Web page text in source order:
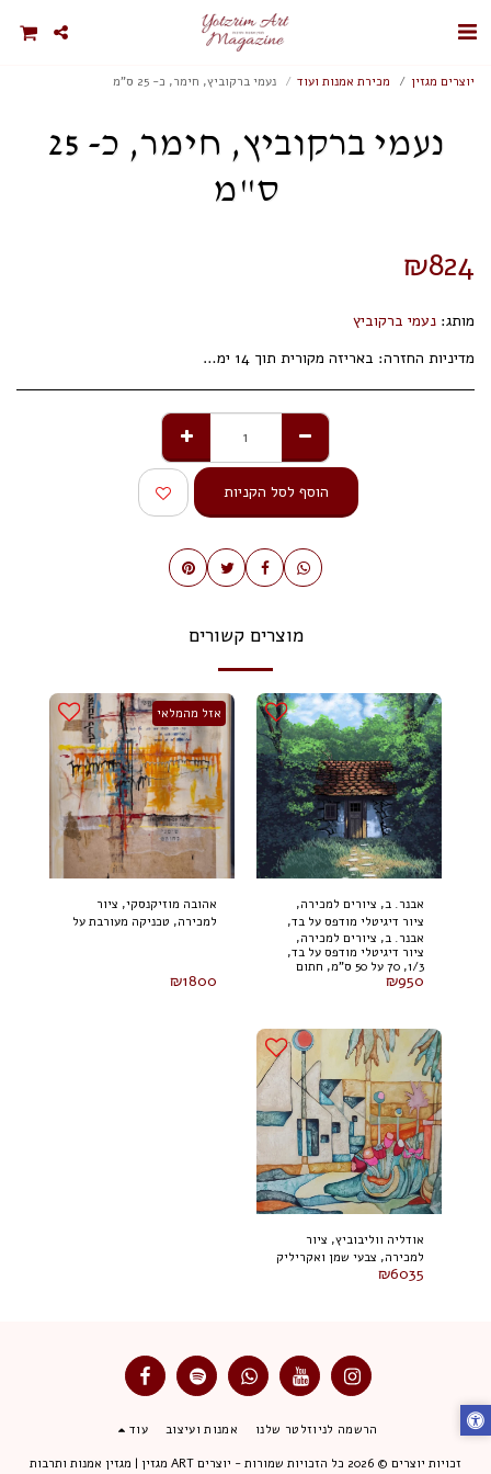
יוצרים מגזין מכירת אמנות ועוד נעמי ברקוביץ, חימר, כ- 25 ס"מ
נעמי ברקוביץ, חימר, כ- 25
ס"מ
₪824
מותג: נעמי ברקוביץ
מדיניות החזרה: באריזה מקורית תוך 14 ימי עסקים.
הוסף לסל הקניות
מוצרים קשורים
אבנר. ב, ציורים למכירה,
ציור דיגיטלי מודפס על בד,
1/3, 70 על 50 ס"מ, חתום
אבנר. ב, ציורים למכירה,
ציור דיגיטלי מודפס על בד,
1/3, 70 על 50 ס"מ, חתום
₪950
אזל מהמלאי
אהובה מוזיקנסקי, ציור
למכירה, טכניקה מעורבת על
₪1800
אודליה ווליבוביץ, ציור
למכירה, צבעי שמן ואקריליק
על בד 80 על 100 ס"מ, חתום₪6035
הרשמה לניוזלטר שלנו אמנות ועיצוב עוד
זכויות יוצרים © 2026 כל הזכויות שמורות - יוצרים ART מגזין | מגזין אמנות ותרבות